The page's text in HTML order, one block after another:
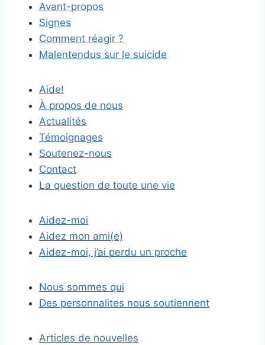
Avant-propos
Signes
Comment réagir ?
Malentendus sur le suicide
Aide!
À propos de nous
Actualités
Témoignages
Soutenez-nous
Contact
La question de toute une vie
Aidez-moi
Aidez mon ami(e)
Aidez-moi, j’ai perdu un proche
Nous sommes qui
Des personnalites nous soutiennent
Articles de nouvelles